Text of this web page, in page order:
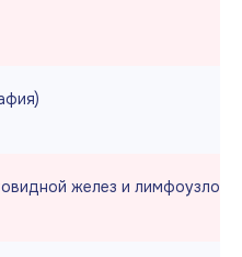
желез и лимфоузлов